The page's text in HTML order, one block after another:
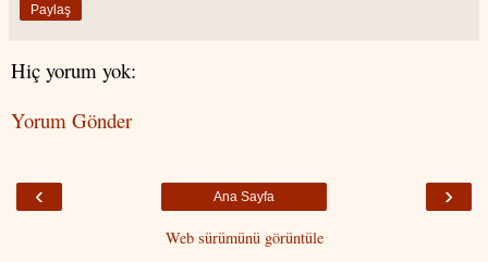
Paylaş
Hiç yorum yok:
Yorum Gönder
‹ ›
Ana Sayfa
Web sürümünü görüntüle